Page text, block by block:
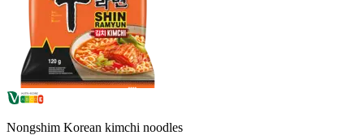
Nongshim Korean kimchi noodles